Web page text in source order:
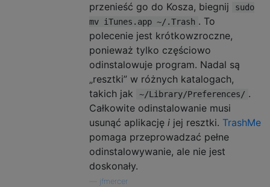
przenieść go do Kosza, biegnij
sudo
mv iTunes.app ~/.Trash . To
polecenie jest krótkowzroczne,
ponieważ tylko częściowo
odinstalowuje program. Nadal są
„resztki” w różnych katalogach,
takich jak
~/Library/Preferences/ .
Całkowite odinstalowanie musi
usunąć aplikację i jej resztki. TrashMe
pomaga przeprowadzać pełne
odinstalowywanie, ale nie jest
doskonały.
jfmercer